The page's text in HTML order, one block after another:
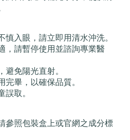
入眼，請立即用清水沖洗。
，請暫停使用並諮詢專業醫
免陽光直射。
畢，以確保品質。
取。
參照包裝盒上或官網之成分標